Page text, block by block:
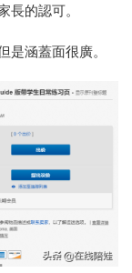
的認可。
涵蓋面很廣。